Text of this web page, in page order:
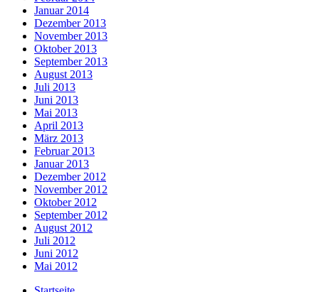
Januar 2014
Dezember 2013
November 2013
Oktober 2013
September 2013
August 2013
Juli 2013
Juni 2013
Mai 2013
April 2013
März 2013
Februar 2013
Januar 2013
Dezember 2012
November 2012
Oktober 2012
September 2012
August 2012
Juli 2012
Juni 2012
Mai 2012